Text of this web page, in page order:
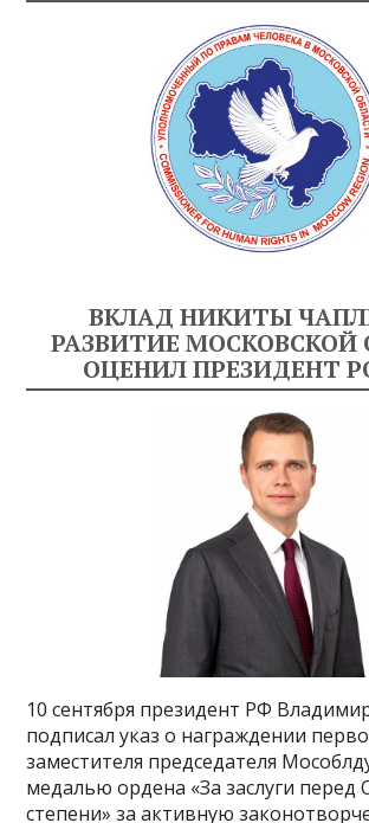
ВКЛАД НИКИТЫ
РАЗВИТИЕ МОСКОВСКОЙ
ОЦЕНИЛ ПРЕЗИДЕНТ
10 сентября президент РФ
подписал указ о награждении
заместителя председателя
медалью ордена «За заслуги перед
степени» за активную